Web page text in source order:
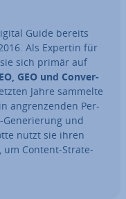
Guide bereits
Als Expertin für
sich primär auf
GEO und Con­ver­
Jahre sammelte
an­gren­zen­den Per­
und
nutzt sie ihren
um Content-Stra­te­